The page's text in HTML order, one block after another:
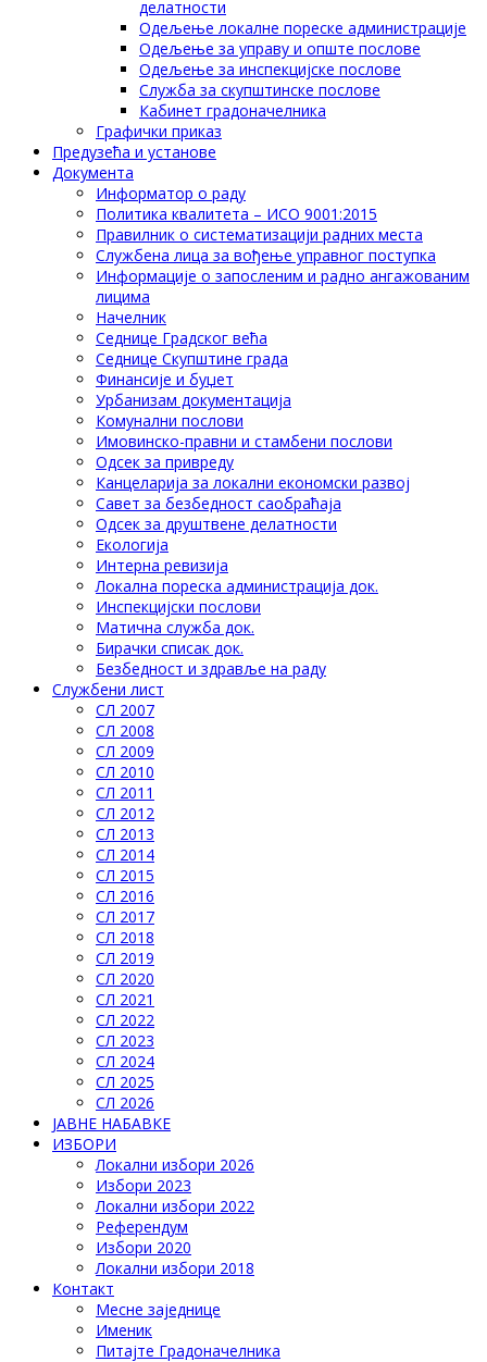
делатности
Одељење локалне пореске администрације
Одељење за управу и опште послове
Одељење за инспекцијске послове
Служба за скупштинске послове
Кабинет градоначелника
Графички приказ
Предузећа и установе
Документа
Информатор о раду
Политика квалитета – ИСО 9001:2015
Правилник о систематизацији радних места
Службена лица за вођење управног поступка
Информације о запосленим и радно ангажованим
лицима
Начелник
Седнице Градског већа
Седнице Скупштине града
Финансије и буџет
Урбанизам документација
Комунални послови
Имовинско-правни и стамбени послови
Одсек за привреду
Канцеларија за локални економски развој
Савет за безбедност саобраћаја
Одсек за друштвене делатности
Eкологија
Интерна ревизија
Локална пореска администрација док.
Инспекцијски послови
Матична служба док.
Бирачки списак док.
Безбедност и здравље на раду
Службени лист
СЛ 2007
СЛ 2008
СЛ 2009
СЛ 2010
СЛ 2011
СЛ 2012
СЛ 2013
СЛ 2014
СЛ 2015
СЛ 2016
СЛ 2017
СЛ 2018
СЛ 2019
СЛ 2020
СЛ 2021
СЛ 2022
СЛ 2023
СЛ 2024
СЛ 2025
СЛ 2026
ЈАВНЕ НАБАВКЕ
ИЗБОРИ
Локални избори 2026
Избори 2023
Локални избори 2022
Референдум
Избори 2020
Локални избори 2018
Контакт
Месне заједнице
Именик
Питајте Градоначелника